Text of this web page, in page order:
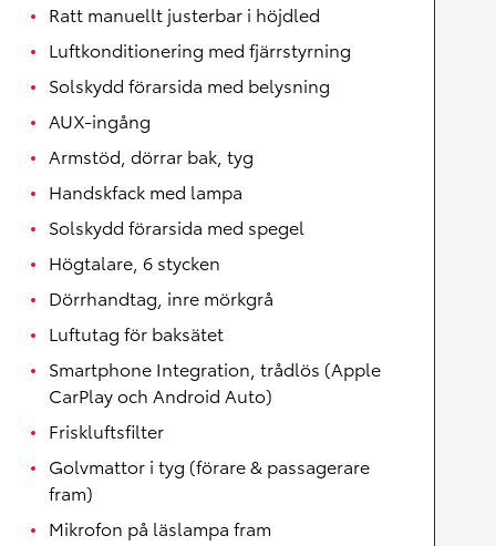
Ratt manuellt justerbar i höjdled
Luftkonditionering med fjärrstyrning
Solskydd förarsida med belysning
AUX-ingång
Armstöd, dörrar bak, tyg
Handskfack med lampa
Solskydd förarsida med spegel
Högtalare, 6 stycken
Dörrhandtag, inre mörkgrå
Luftutag för baksätet
Smartphone Integration, trådlös (Apple
CarPlay och Android Auto)
Friskluftsfilter
Golvmattor i tyg (förare & passagerare
fram)
Mikrofon på läslampa fram